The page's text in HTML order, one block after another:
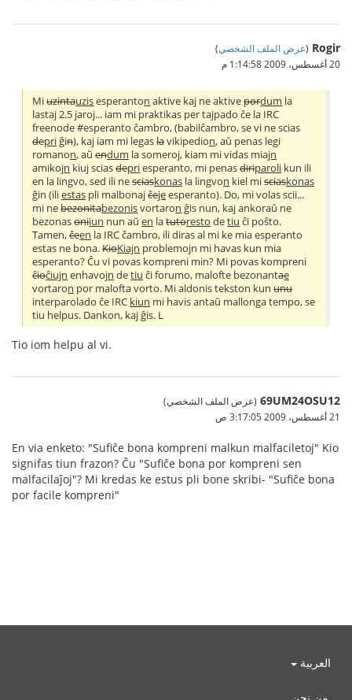
Rogir
(عرض الملف الشخصي)
20 أغسطس، 2009 1:14:58 م
Miuzintauzisesperanton aktive kaj ne aktivepordum la
lastaj2.5 jaroj... iam mi praktikas per tajpado ĉe la IRC
freenode #esperanto ĉambro, (babilĉambro, se vi ne scias
depriĝin), kaj iam mi legaslavikipedion, aŭ penas legi
romanon, aŭendum la someroj, kiam mi vidas miajn
amikojn kiujsciasdepriesperanto, mi penasdiriparoli kun ili
en la lingvo, sed ili nesciaskonas la lingvon kiel misciaskonas
ĝin (iliestas pli malbonajĉejeesperanto). Do, mi volas scii...
mi nebezonitabezonisvortaron ĝis nun, kaj ankoraŭ ne
bezonasoniiun nun aŭen latutoresto detiu ĉi poŝto.
Tamen,ĉeen la IRC ĉambro, ili diras al mi ke mia esperanto
estas ne bona.KioKiajn problemojn mi havas kun mia
esperanto? Ĉu vi povas kompreni min? Mi povas kompreni
ĉioĉiujn enhavojn detiu ĉi forumo, malofte bezonantae
vortaron por malofta vorto. Mi aldonis tekston kununu
interparolado ĉe IRC kiun mi havis antaŭ mallonga tempo, se
tiu helpus. Dankon, kaj ĝis. L
Tio iom helpu al vi.
69UM24OSU12 (عرض الملف الشخصي)
21 أغسطس، 2009 3:17:05 ص
En via enketo: "Sufiĉe bona kompreni malkun malfaciletoj" Kio
signifas tiun frazon? Ĉu "Sufiĉe bona por kompreni sen
malfacilaĵoj"? Mi kredas ke estus pli bone skribi- "Sufiĉe bona
por facile kompreni"
العربية